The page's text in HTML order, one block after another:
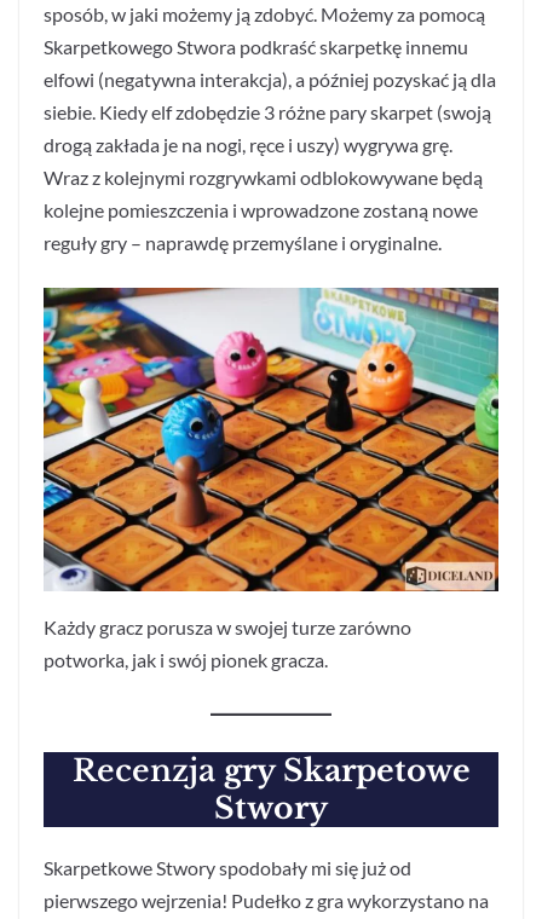
sposób, w jaki możemy ją zdobyć. Możemy za pomocą
Skarpetkowego Stwora podkraść skarpetkę innemu
elfowi (negatywna interakcja), a później pozyskać ją dla
siebie. Kiedy elf zdobędzie 3 różne pary skarpet (swoją
drogą zakłada je na nogi, ręce i uszy) wygrywa grę.
Wraz z kolejnymi rozgrywkami odblokowywane będą
kolejne pomieszczenia i wprowadzone zostaną nowe
reguły gry – naprawdę przemyślane i oryginalne.
Każdy gracz porusza w swojej turze zarówno
potworka, jak i swój pionek gracza.
Recenzjagry Skarpetowe
Stwory
Skarpetkowe Stwory spodobały mi się już od
pierwszego wejrzenia! Pudełko z gra wykorzystano na